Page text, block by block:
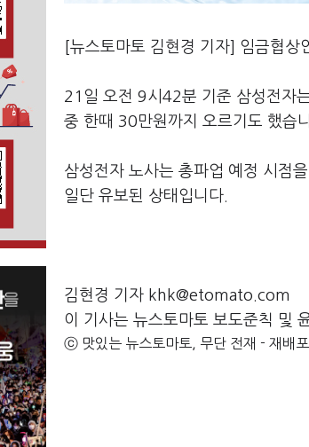
[뉴스토마토 김현경 기자] 임금협상
21일 오전 9시42분 기준 삼성전자
중 한때 30만원까지 오르기도 했습
삼성전자 노사는 총파업 예정 시점
일단 유보된 상태입니다.
김현경 기자 khk@etomato.com
이 기사는 뉴스토마토 보도준칙 및
ⓒ 맛있는 뉴스토마토, 무단 전재 - 재배포